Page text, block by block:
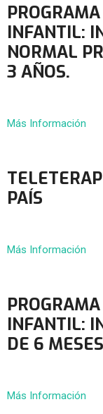
INFANTIL:
NORMAL
3 AÑOS.
Más Información
PAÍS
Más Información
INFANTIL:
DE 6
Más Información